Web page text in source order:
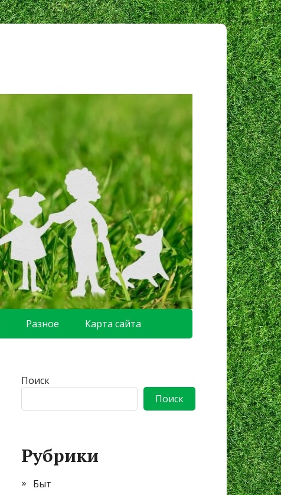
Разное Карта сайта
Поиск
Поиск
Рубрики
Быт